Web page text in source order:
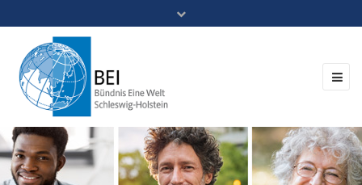
Mitglieder